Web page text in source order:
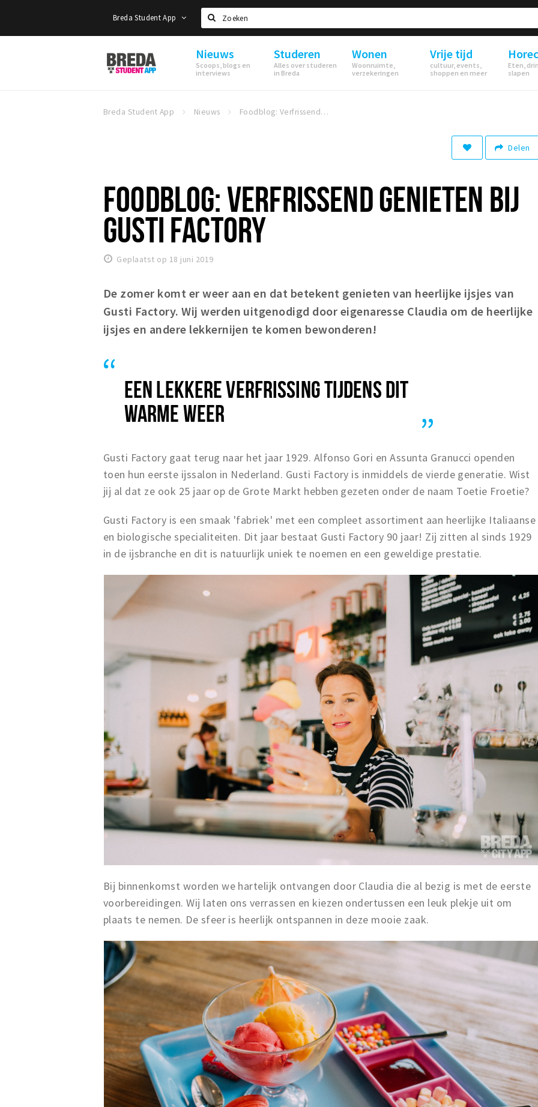
Breda Student App
Zoeken
Breda
Student
Nieuws
Scoops, blogs en
interviews
Studeren
Alles over studeren
in Breda
Wonen
Woonruimte,
verzekeringen
Vrije tijd
cultuur, events,
shoppen en meer
Eten,
slapen
Breda Student App Nieuws Foodblog: Verfrissend genieten bij Gusti Factory
Delen
FOODBLOG: VERFRISSEND GENIETEN BIJ
GUSTI FACTORY
Geplaatst op 18 juni 2019
De zomer komt er weer aan en dat betekent genieten van heerlijke ijsjes van
Gusti Factory. Wij werden uitgenodigd door eigenaresse Claudia om de heerlijke
ijsjes en andere lekkernijen te komen bewonderen!
EEN LEKKERE VERFRISSING TIJDENS DIT
WARME WEER
Gusti Factory gaat terug naar het jaar 1929. Alfonso Gori en Assunta Granucci openden
toen hun eerste ijssalon in Nederland. Gusti Factory is inmiddels de vierde generatie. Wist
jij al dat ze ook 25 jaar op de Grote Markt hebben gezeten onder de naam Toetie Froetie?
Gusti Factory is een smaak 'fabriek' met een compleet assortiment aan heerlijke Italiaanse
en biologische specialiteiten. Dit jaar bestaat Gusti Factory 90 jaar! Zij zitten al sinds 1929
in de ijsbranche en dit is natuurlijk uniek te noemen en een geweldige prestatie.
Bij binnenkomst worden we hartelijk ontvangen door Claudia die al bezig is met de eerste
voorbereidingen. Wij laten ons verrassen en kiezen ondertussen een leuk plekje uit om
plaats te nemen. De sfeer is heerlijk ontspannen in deze mooie zaak.